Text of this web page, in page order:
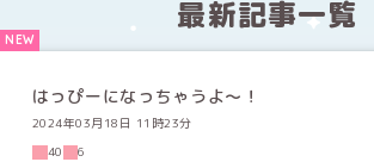
最新記事一覧
はっぴーになっちゃうよ〜！
2024年03月18日 11時23分
40
6